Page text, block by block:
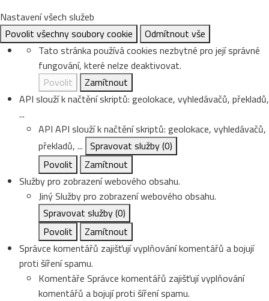
Nastavení všech služeb
Povolit všechny soubory cookie
Odmítnout vše
Tato stránka používá cookies nezbytné pro její správné
fungování, které nelze deaktivovat.
Povolit
Zamítnout
API slouží k načtění skriptů: geolokace, vyhledávačů, překladů,
...
API API slouží k načtění skriptů: geolokace, vyhledávačů,
překladů, ... Spravovat služby(0)
Povolit
Zamítnout
Služby pro zobrazení webového obsahu.
JinýSlužby pro zobrazení webového obsahu.
Spravovat služby(0)
Povolit
Zamítnout
Správce komentářů zajišťují vyplňování komentářů a bojují
proti šíření spamu.
Komentáře Správce komentářů zajišťují vyplňování
komentářů a bojují proti šíření spamu.